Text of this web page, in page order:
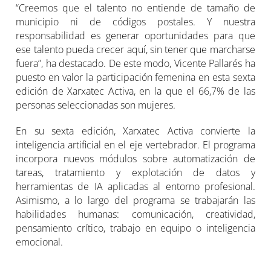
“Creemos que el talento no entiende de tamaño de
municipio ni de códigos postales. Y nuestra
responsabilidad es generar oportunidades para que
ese talento pueda crecer aquí, sin tener que marcharse
fuera”, ha destacado. De este modo, Vicente Pallarés ha
puesto en valor la participación femenina en esta sexta
edición de Xarxatec Activa, en la que el 66,7% de las
personas seleccionadas son mujeres.
En su sexta edición, Xarxatec Activa convierte la
inteligencia artificial en el eje vertebrador. El programa
incorpora nuevos módulos sobre automatización de
tareas, tratamiento y explotación de datos y
herramientas de IA aplicadas al entorno profesional.
Asimismo, a lo largo del programa se trabajarán las
habilidades humanas: comunicación, creatividad,
pensamiento crítico, trabajo en equipo o inteligencia
emocional.